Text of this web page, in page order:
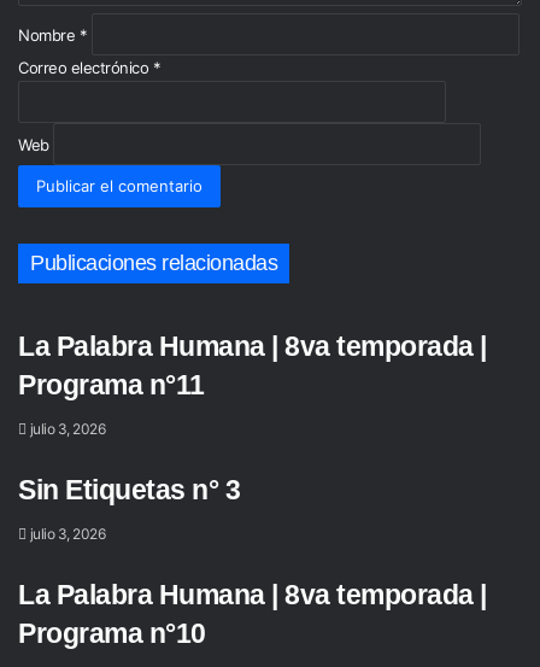
*
Nombre *
Correo electrónico *
Web
Publicaciones relacionadas
La Palabra Humana | 8va temporada |
Programa n°11
julio 3, 2026
Sin Etiquetas n° 3
julio 3, 2026
La Palabra Humana | 8va temporada |
Programa n°10